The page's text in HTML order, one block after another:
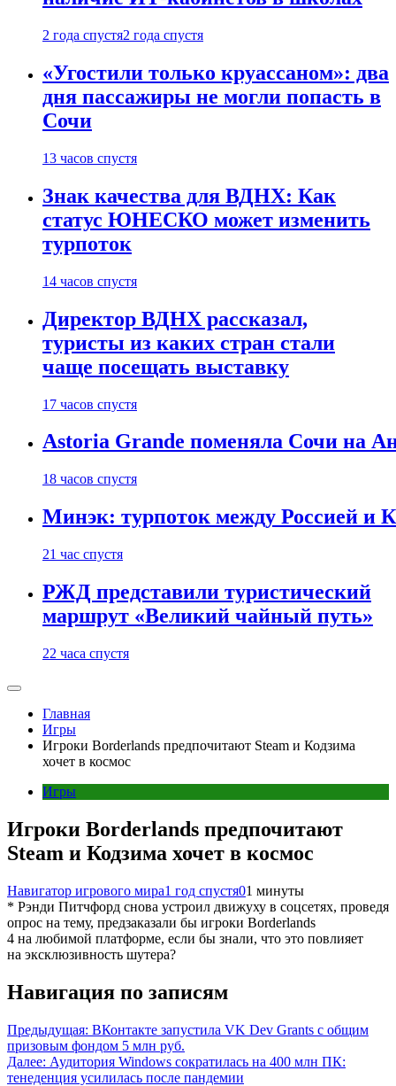
2 года спустя2 года спустя
«Угостили только круассаном»: два
дня пассажиры не могли попасть в
Сочи
13 часов спустя
Знак качества для ВДНХ: Как
статус ЮНЕСКО может изменить
турпоток
14 часов спустя
Директор ВДНХ рассказал,
туристы из каких стран стали
чаще посещать выставку
17 часов спустя
Astoria Grande поменяла Сочи на
18 часов спустя
Минэк: турпоток между Россией и
21 час спустя
РЖД представили туристический
маршрут «Великий чайный путь»
22 часа спустя
Главная
Игры
Игроки Borderlands предпочитают Steam и Кодзима
хочет в космос
Игры
Игроки Borderlands предпочитают
Steam и Кодзима хочет в космос
Навигатор игрового мира1 год спустя01 минуты
* Рэнди Питчфорд снова устроил движуху в соцсетях, проведя
опрос на тему, предзаказали бы игроки Borderlands
4 на любимой платформе, если бы знали, что это повлияет
на эксклюзивность шутера?
Навигация по записям
Предыдущая: ВКонтакте запустила VK Dev Grants с общим
призовым фондом 5 млн руб.
Далее: Аудитория Windows сократилась на 400 млн ПК:
тенеденция усилилась после пандемии